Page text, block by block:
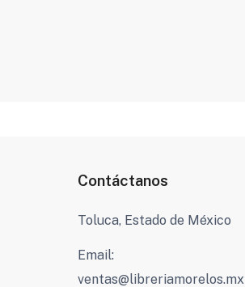
Contáctanos
Toluca, Estado de México
Email:
ventas@libreriamorelos.mx